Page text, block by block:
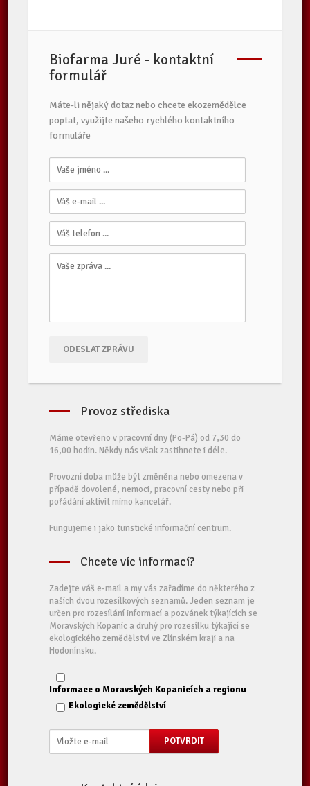
Biofarma Juré - kontaktní
formulář
Máte-li nějaký dotaz nebo chcete ekozemědělce
poptat, využijte našeho rychlého kontaktního
formuláře
ODESLAT ZPRÁVU
Provoz střediska
Máme otevřeno v pracovní dny (Po-Pá) od 7,30 do
16,00 hodin. Někdy nás však zastihnete i déle.
Provozní doba může být změněna nebo omezena v
případě dovolené, nemoci, pracovní cesty nebo při
pořádání aktivit mimo kancelář.
Fungujeme i jako turistické informační centrum.
Chcete víc informací?
Zadejte váš e-mail a my vás zařadíme do některého z
našich dvou rozesílkových seznamů. Jeden seznam je
určen pro rozesílání informací a pozvánek týkajících se
Moravských Kopanic a druhý pro rozesílku týkající se
ekologického zemědělství ve Zlínském kraji a na
Hodonínsku.
Informace o Moravských Kopanicích a regionu
Ekologické zemědělství